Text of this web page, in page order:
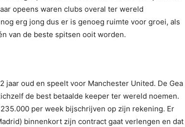
opeens waren clubs overal ter wereld
erg jong dus er is genoeg ruimte voor groei, als
van de beste spitsen ooit worden.
jaar oud en speelt voor Manchester United. De Gea
de best betaalde keeper ter wereld noemen.
per week bijschrijven op zijn rekening. Er
binnenkort zijn contract gaat verlengen en dat